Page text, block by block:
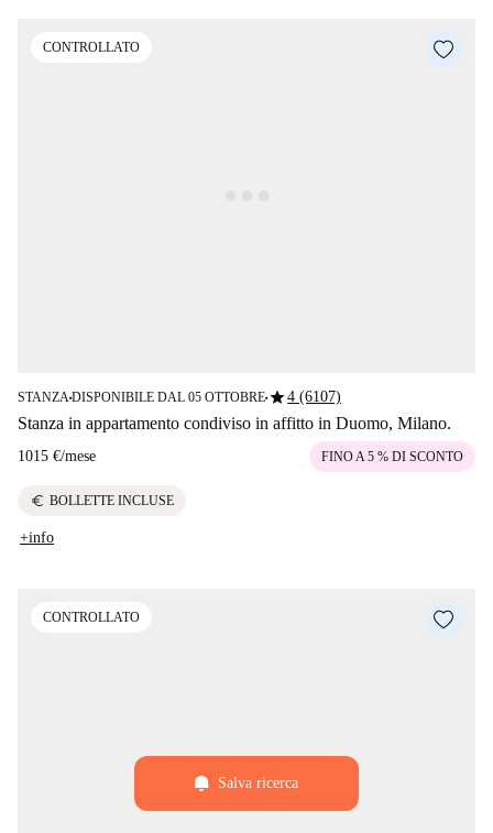
CONTROLLATO
STANZA■DISPONIBILE DAL 05 OTTOBRE■star4 (6107)
Stanza in appartamento condiviso in affitto in Duomo, Milano.
1015 €/mese FINO A 5 % DI SCONTO
euro BOLLETTE INCLUSE
+info
CONTROLLATO
Salva ricerca